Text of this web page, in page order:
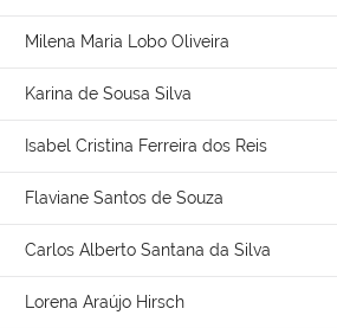
Milena Maria Lobo Oliveira
Karina de Sousa Silva
Isabel Cristina Ferreira dos Reis
Flaviane Santos de Souza
Carlos Alberto Santana da Silva
Lorena Araújo Hirsch